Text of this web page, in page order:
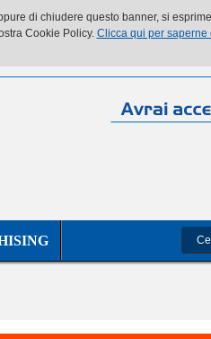
Il mio
di chiudere questo banner, si
Cookie Policy. Clicca qui per saperne